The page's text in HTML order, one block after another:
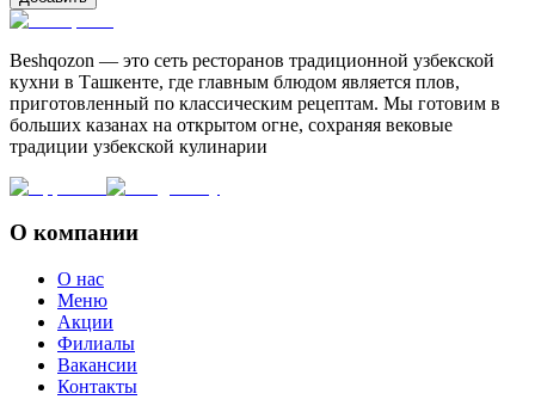
Beshqozon — это сеть ресторанов традиционной узбекской
кухни в Ташкенте, где главным блюдом является плов,
приготовленный по классическим рецептам. Мы готовим в
больших казанах на открытом огне, сохраняя вековые
традиции узбекской кулинарии
О компании
О нас
Меню
Акции
Филиалы
Вакансии
Контакты